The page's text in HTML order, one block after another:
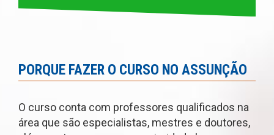
PORQUE FAZER O CURSO NO ASSUNÇÃO
O curso conta com professores qualificados na
área que são especialistas, mestres e doutores,